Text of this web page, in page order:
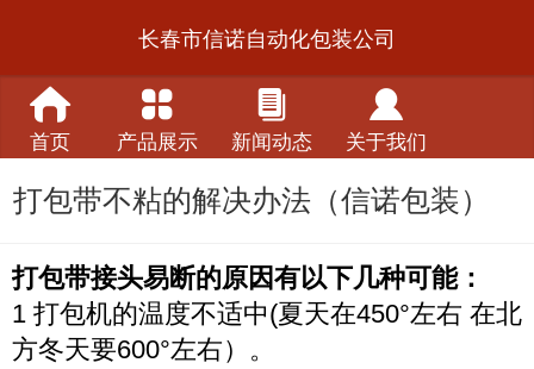
长春市信诺自动化包装公司
首页 产品展示 新闻动态 关于我们
打包带不粘的解决办法（信诺包装）
打包带接头易断的原因有以下几种可能：
1 打包机的温度不适中(夏天在450°左右 在北
方冬天要600°左右） 。